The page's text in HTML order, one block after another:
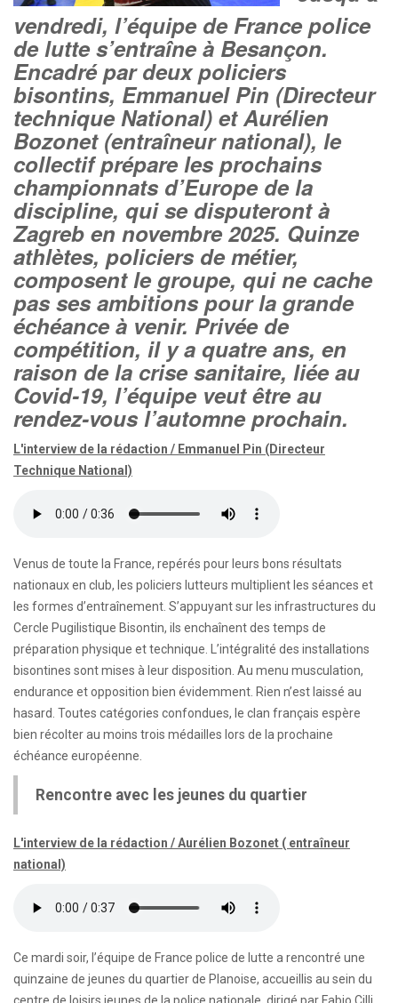
vendredi, l’équipe de France police
de lutte s’entraîne à Besançon.
Encadré par deux policiers
bisontins, Emmanuel Pin (Directeur
technique National) et Aurélien
Bozonet (entraîneur national), le
collectif prépare les prochains
championnats d’Europe de la
discipline, qui se disputeront à
Zagreb en novembre 2025. Quinze
athlètes, policiers de métier,
composent le groupe, qui ne cache
pas ses ambitions pour la grande
échéance à venir. Privée de
compétition, il y a quatre ans, en
raison de la crise sanitaire, liée au
Covid-19, l’équipe veut être au
rendez-vous l’automne prochain.
L'interview de la rédaction / Emmanuel Pin (Directeur
Technique National)
Venus de toute la France, repérés pour leurs bons résultats
nationaux en club, les policiers lutteurs multiplient les séances et
les formes d’entraînement. S’appuyant sur les infrastructures du
Cercle Pugilistique Bisontin, ils enchaînent des temps de
préparation physique et technique. L’intégralité des installations
bisontines sont mises à leur disposition. Au menu musculation,
endurance et opposition bien évidemment. Rien n’est laissé au
hasard. Toutes catégories confondues, le clan français espère
bien récolter au moins trois médailles lors de la prochaine
échéance européenne.
Rencontre avec les jeunes du quartier
L'interview de la rédaction / Aurélien Bozonet ( entraîneur
national)
Ce mardi soir, l’équipe de France police de lutte a rencontré une
quinzaine de jeunes du quartier de Planoise, accueillis au sein du